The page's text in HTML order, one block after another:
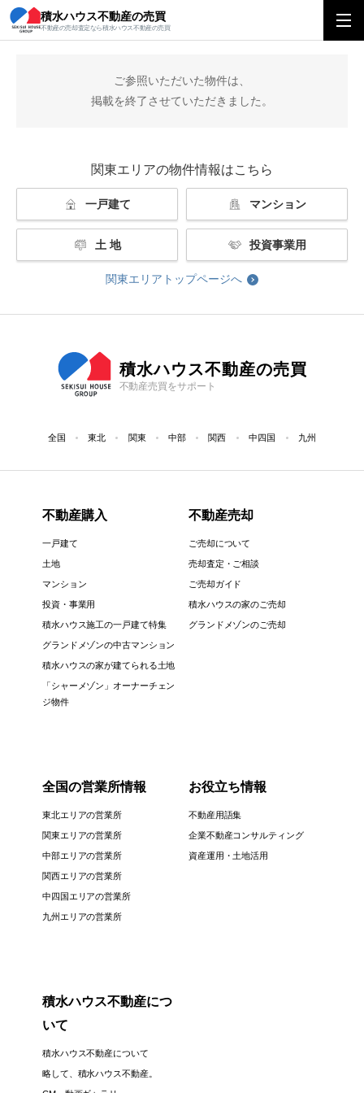
積水ハウス不動産の売買
不動産の売却査定なら積水ハウス不動産の売買
積水ハウス不動産の売買 関東エリアトップ
ご参照いただいた物件は、
掲載を終了させていただきました。
関東エリアの物件情報はこちら
一戸建て マンション
土 地 投資事業用
関東エリアトップページへ
積水ハウス不動産の売買
不動産売買をサポート
全国 東北 関東 中部 関西 中四国 九州
不動産購入
一戸建て
土地
マンション
投資・事業用
積水ハウス施工の一戸建て特集
グランドメゾンの中古マンション
積水ハウスの家が建てられる土地
「シャーメゾン」オーナーチェン
ジ物件
不動産売却
ご売却について
売却査定・ご相談
ご売却ガイド
積水ハウスの家のご売却
グランドメゾンのご売却
全国の営業所情報
東北エリアの営業所
関東エリアの営業所
中部エリアの営業所
関西エリアの営業所
中四国エリアの営業所
九州エリアの営業所
お役立ち情報
不動産用語集
企業不動産コンサルティング
資産運用・土地活用
積水ハウス不動産につ
いて
積水ハウス不動産について
略して、積水ハウス不動産。